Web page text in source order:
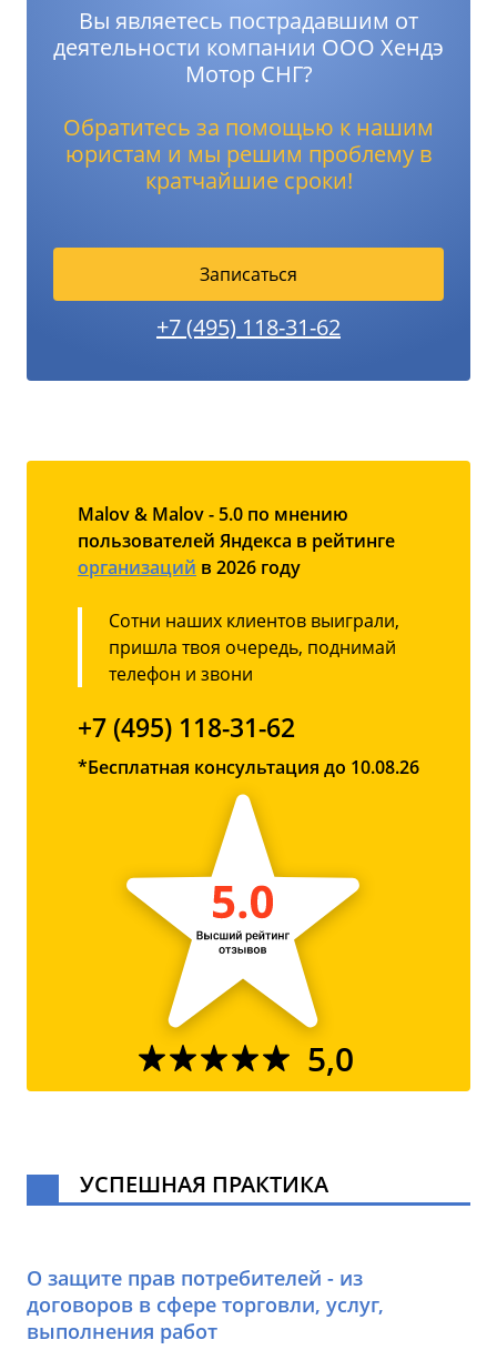
Вы являетесь пострадавшим от
деятельности компании ООО Хендэ
Мотор СНГ?
Обратитесь за помощью к нашим
юристам и мы решим проблему в
кратчайшие сроки!
Записаться
+7 (495) 118-31-62
Malov & Malov - 5.0 по мнению
пользователей Яндекса в рейтинге
организаций в 2026 году
Сотни наших клиентов выиграли,
пришла твоя очередь, поднимай
телефон и звони
+7 (495) 118-31-62
*Бесплатная консультация до 10.08.26
5,0
УСПЕШНАЯ ПРАКТИКА
О защите прав потребителей - из
договоров в сфере торговли, услуг,
выполнения работ